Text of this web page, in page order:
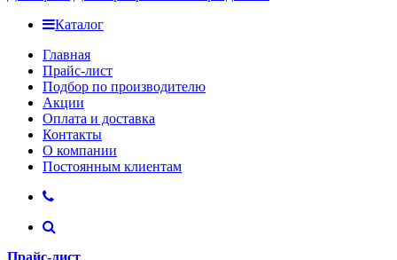
Каталог
Главная
Прайс-лист
Подбор по производителю
Акции
Оплата и доставка
Контакты
О компании
Постоянным клиентам
Прайс-лист